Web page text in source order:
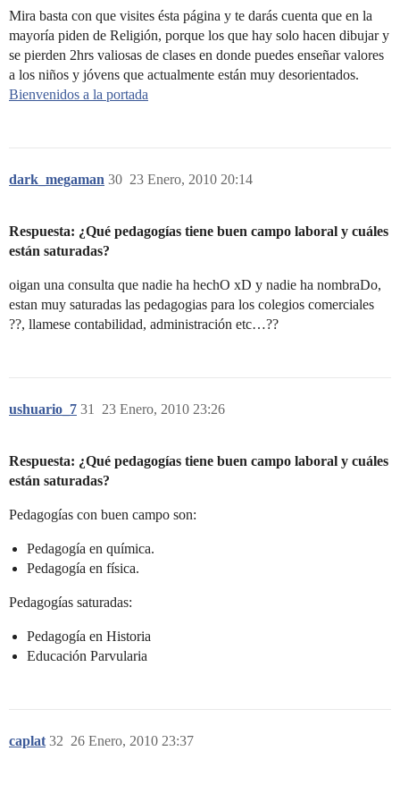
Mira basta con que visites ésta página y te darás cuenta que en la
mayoría piden de Religión, porque los que hay solo hacen dibujar y
se pierden 2hrs valiosas de clases en donde puedes enseñar valores
a los niños y jóvens que actualmente están muy desorientados.
Bienvenidos a la portada
dark_megaman 23 Enero, 2010 20:14
30
Respuesta: ¿Qué pedagogías tiene buen campo laboral y cuáles
están saturadas?
oigan una consulta que nadie ha hechO xD y nadie ha nombraDo,
estan muy saturadas las pedagogias para los colegios comerciales
??, llamese contabilidad, administración etc…??
ushuario_7 23 Enero, 2010 23:26
31
Respuesta: ¿Qué pedagogías tiene buen campo laboral y cuáles
están saturadas?
Pedagogías con buen campo son:
Pedagogía en química.
Pedagogía en física.
Pedagogías saturadas:
Pedagogía en Historia
Educación Parvularia
caplat 26 Enero, 2010 23:37
32